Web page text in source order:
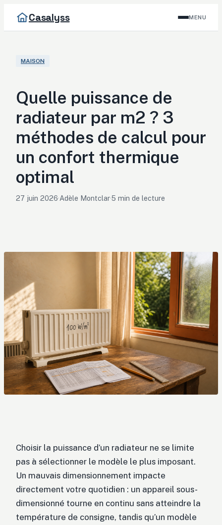
Casalyss MENU
MAISON
Quelle puissance de
radiateur par m2 ? 3
méthodes de calcul pour
un confort thermique
optimal
27 juin 2026·Adèle Montclar·5 min de lecture
Choisir la puissance d’un radiateur ne se limite
pas à sélectionner le modèle le plus imposant.
Un mauvais dimensionnement impacte
directement votre quotidien : un appareil sous-
dimensionné tourne en continu sans atteindre la
température de consigne, tandis qu’un modèle